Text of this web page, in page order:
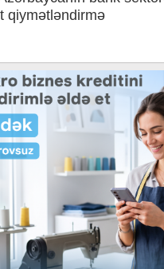
qiymətləndirmə